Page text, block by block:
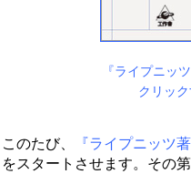
『ライプニッ
クリッ
このたび、
『ライプニッツ
をスタートさせます。その